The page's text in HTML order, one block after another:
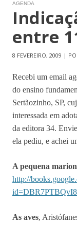
AGENDA
entre
8 FEVEREIRO, 2009 |
Recebi um email
do ensino
Sertãozinho, SP,
interessada em
da editora 34.
ela pediu, e achei
A pequena
http://
As aves,